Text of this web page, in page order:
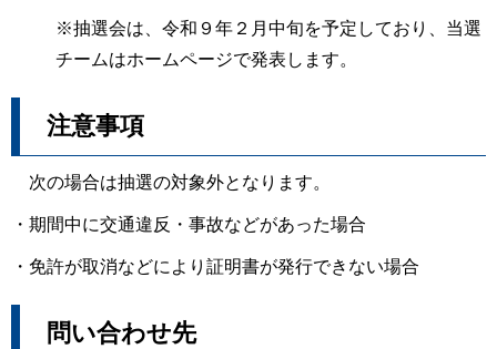
※抽選会は、令和９年２月中旬を予定しており、当選
チームはホームページで発表します。
注意事項
次の場合は抽選の対象外となります。
・期間中に交通違反・事故などがあった場合
・免許が取消などにより証明書が発行できない場合
問い合わせ先